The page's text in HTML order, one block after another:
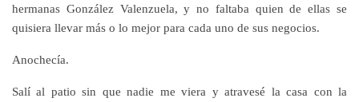
hermanas González Valenzuela, y no faltaba quien de ellas se
quisiera llevar más o lo mejor para cada uno de sus negocios.
Anochecía.
Salí al patio sin que nadie me viera y atravesé la casa con la